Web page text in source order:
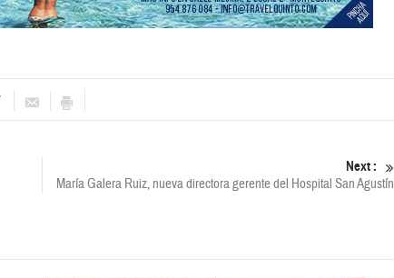
Next :
María Galera Ruiz, nueva directora gerente del Hospital San Agustín